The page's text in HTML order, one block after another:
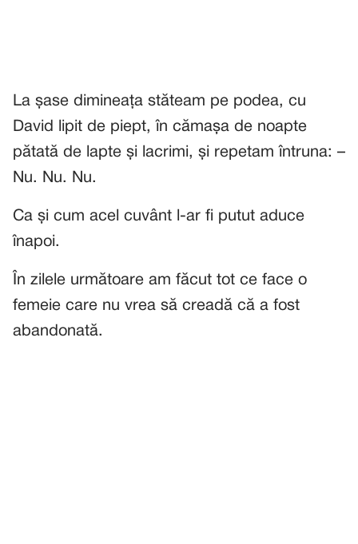
La șase dimineața stăteam pe podea, cu
David lipit de piept, în cămașa de noapte
pătată de lapte și lacrimi, și repetam întruna: –
Nu. Nu. Nu.
Ca și cum acel cuvânt l-ar fi putut aduce
înapoi.
În zilele următoare am făcut tot ce face o
femeie care nu vrea să creadă că a fost
abandonată.